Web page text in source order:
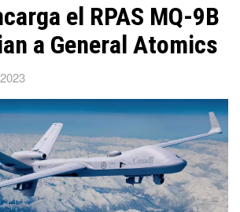
el RPAS MQ-9B
a General Atomics